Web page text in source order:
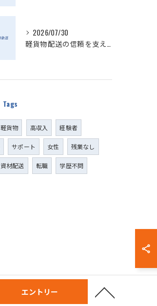
2026/07/30
軽貨物配送の信頼を支える小さい配送会社の特徴
Tags
軽貨物 高収入 経験者
サポート 女性 残業なし
資材配送 転職 学歴不問
エントリー